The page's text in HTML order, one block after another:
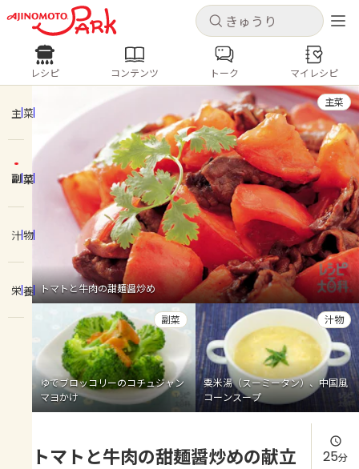
キャンセル
ログインするとレシピを保存できます
ログイン 新規登録
ホーム
コンテンツ
レシピ
トーク
よくあるお問い合わせ
お買い物
AJINOMOTO PARK とは
キャンセル
レシピ コンテンツ
人気の食材・レシピ
きゅうり なす トマト
とうもろこし
ピーマン
みょうが ゴーヤ
レシピ コンテンツ トーク マイレシピ
主菜
副菜
汁物
栄養 トマトと牛肉の甜麺醤炒め
主菜
ゆでブロッコリーのコチュジャン
マヨかけ
副菜
粟米湯（スーミータン）、中国風
コーンスープ
汁物
トマトと牛肉の甜麺醤炒めの献立 25分